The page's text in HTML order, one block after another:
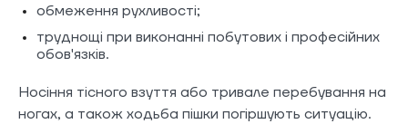
обмеження рухливості;
труднощі при виконанні побутових і професійних
обов'язків.
Носіння тісного взуття або тривале перебування на
ногах, а також ходьба пішки погіршують ситуацію.